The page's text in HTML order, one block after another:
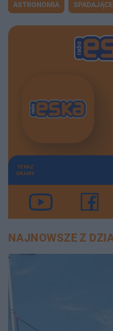
ASTRONOMIA
TERAZ
GRAMY
NAJNOWSZE Z